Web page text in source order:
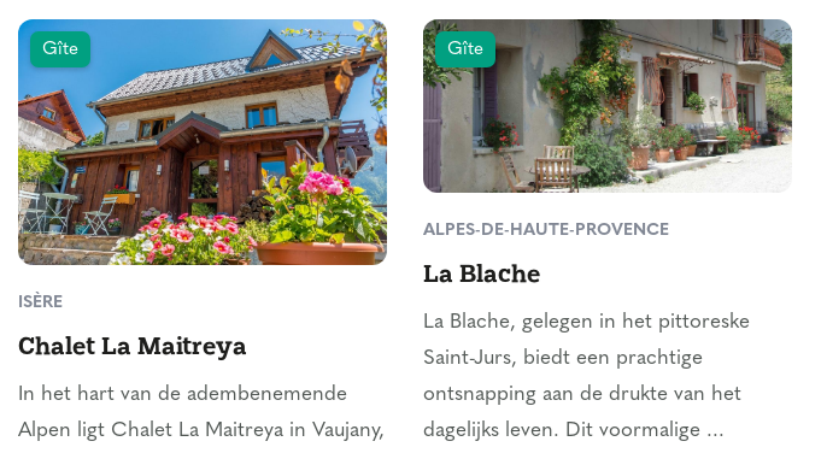
Gîte
ISÈRE
Chalet La Maitreya
In het hart van de adembenemende
Alpen ligt Chalet La Maitreya in Vaujany,
Gîte
ALPES-DE-HAUTE-PROVENCE
La Blache
La Blache, gelegen in het pittoreske
Saint-Jurs, biedt een prachtige
ontsnapping aan de drukte van het
dagelijks leven. Dit voormalige ...